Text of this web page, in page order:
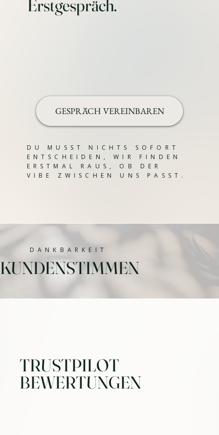
Erstgespräch.
GESPRÄCH VEREINBAREN
DU MUSST NICHTS SOFORT
ENTSCHEIDEN, WIR FINDEN
ERSTMAL RAUS, OB DER
VIBE ZWISCHEN UNS PASST.
DANKBARKEIT
KUNDENSTIMMEN
TRUSTPILOT
BEWERTUNGEN